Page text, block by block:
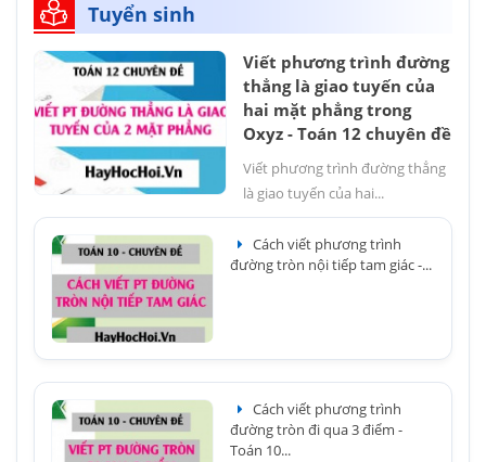
Tuyển sinh
Viết phương trình đường
thẳng là giao tuyến của
hai mặt phẳng trong
Oxyz - Toán 12 chuyên đề
Viết phương trình đường thẳng
là giao tuyến của hai...
Cách viết phương trình
đường tròn nội tiếp tam giác -...
Cách viết phương trình
đường tròn đi qua 3 điểm -
Toán 10...